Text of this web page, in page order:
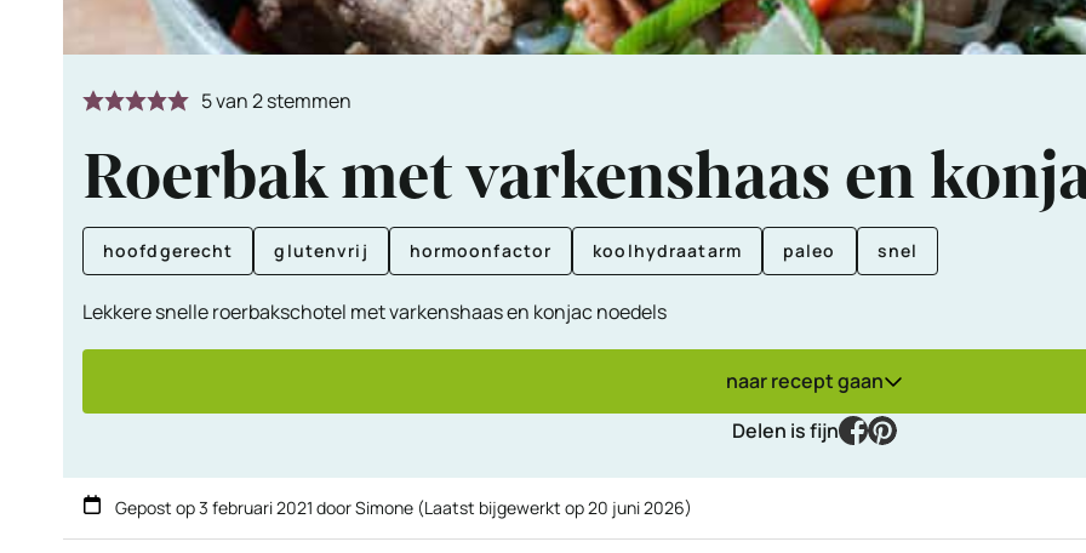
5van2stemmen
Roerbak met varkenshaas en
hoofdgerecht glutenvrij hormoonfactor koolhydraatarm paleo snel
Lekkere snelle roerbakschotel met varkenshaas en konjac noedels
naar recept gaan
Delen is fijn
facebook
pinterest
Gepost op3 februari 2021 doorSimone (Laatst bijgewerkt op20 juni 2026)